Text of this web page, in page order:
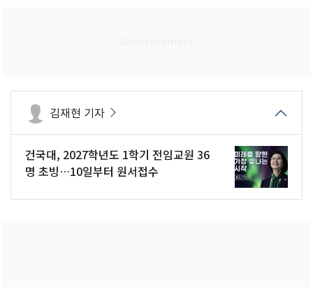
김재현 기자
건국대, 2027학년도 1학기 전임교원 36
명 초빙…10일부터 원서접수